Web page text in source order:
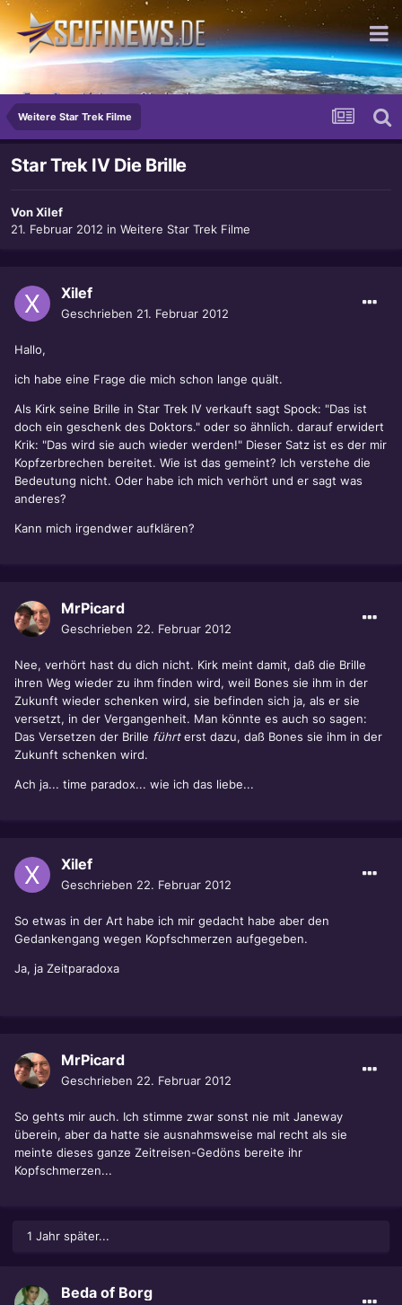
Eure Gunst ist unser Streben!
Weitere Star Trek Filme
Star Trek IV Die Brille
VonXilef
21. Februar 2012 in Weitere Star Trek Filme
Xilef
Geschrieben 21. Februar 2012
Hallo,
ich habe eine Frage die mich schon lange quält.
Als Kirk seine Brille in Star Trek IV verkauft sagt Spock: "Das ist
doch ein geschenk des Doktors." oder so ähnlich. darauf erwidert
Krik: "Das wird sie auch wieder werden!" Dieser Satz ist es der mir
Kopfzerbrechen bereitet. Wie ist das gemeint? Ich verstehe die
Bedeutung nicht. Oder habe ich mich verhört und er sagt was
anderes?
Kann mich irgendwer aufklären?
MrPicard
Geschrieben 22. Februar 2012
Nee, verhört hast du dich nicht. Kirk meint damit, daß die Brille
ihren Weg wieder zu ihm finden wird, weil Bones sie ihm in der
Zukunft wieder schenken wird, sie befinden sich ja, als er sie
versetzt, in der Vergangenheit. Man könnte es auch so sagen:
Das Versetzen der Brille führterst dazu, daß Bones sie ihm in der
Zukunft schenken wird.
Ach ja... time paradox... wie ich das liebe...
Xilef
Geschrieben 22. Februar 2012
So etwas in der Art habe ich mir gedacht habe aber den
Gedankengang wegen Kopfschmerzen aufgegeben.
Ja, ja Zeitparadoxa
MrPicard
Geschrieben 22. Februar 2012
So gehts mir auch. Ich stimme zwar sonst nie mit Janeway
überein, aber da hatte sie ausnahmsweise mal recht als sie
meinte dieses ganze Zeitreisen-Gedöns bereite ihr
Kopfschmerzen...
1 Jahr später...
Beda of Borg